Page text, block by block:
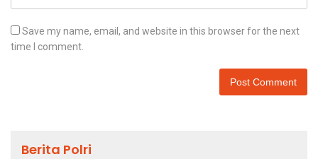
Save my name, email, and website in this browser for the next
time I comment.
Berita Polri